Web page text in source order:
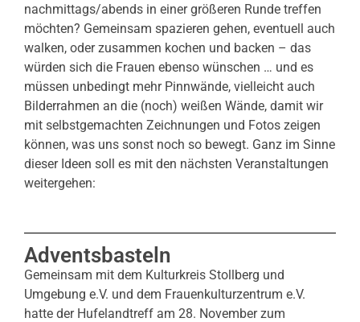
nachmittags/abends in einer größeren Runde treffen
möchten? Gemeinsam spazieren gehen, eventuell auch
walken, oder zusammen kochen und backen – das
würden sich die Frauen ebenso wünschen … und es
müssen unbedingt mehr Pinnwände, vielleicht auch
Bilderrahmen an die (noch) weißen Wände, damit wir
mit selbstgemachten Zeichnungen und Fotos zeigen
können, was uns sonst noch so bewegt. Ganz im Sinne
dieser Ideen soll es mit den nächsten Veranstaltungen
weitergehen:
Adventsbasteln
Gemeinsam mit dem Kulturkreis Stollberg und
Umgebung e.V. und dem Frauenkulturzentrum e.V.
hatte der Hufelandtreff am 28. November zum